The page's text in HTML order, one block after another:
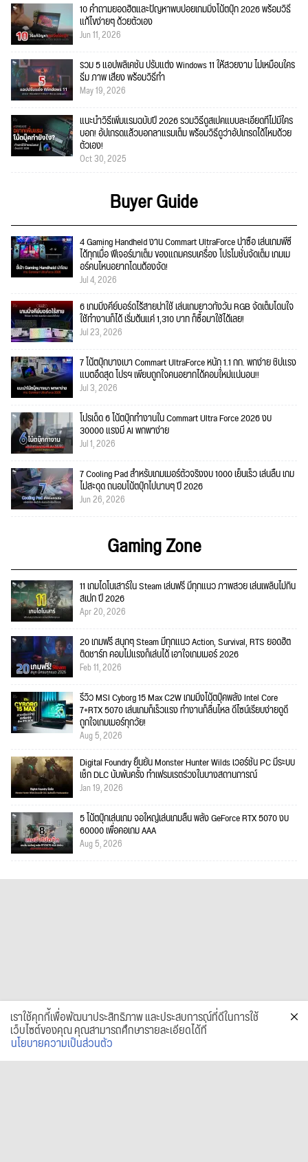
10 คำถามยอดฮิตและปัญหาพบบ่อยเกมมิ่งโน้ตบุ๊ก 2026 พร้อมวิธี
แก้ไขง่ายๆ ด้วยตัวเอง
Jun 11, 2026
รวม 5 แอปพลิเคชัน ปรับแต่ง Windows 11 ให้สวยงาม ไม่เหมือนใคร
ธีม ภาพ เสียง พร้อมวิธีทำ
May 19, 2026
แนะนำวิธีเพิ่มแรมฉบับปี 2026 รวมวิธีดูสเปคแบบละเอียดที่ไม่มีใคร
บอก! อัปเกรดแล้วบอกลาแรมเต็ม พร้อมวิธีดูว่าอัปเกรดได้ไหมด้วย
ตัวเอง!
Oct 30, 2025
Buyer Guide
4 Gaming Handheld งาน Commart UltraForce น่าซื้อ เล่นเกมพีซี
ได้ทุกเมื่อ ฟีเจอร์มาเต็ม ของแถมครบเครื่อง โปรโมชั่นจัดเต็ม เกมเม
อร์คนไหนอยากโดนต้องจัด!
Jul 4, 2026
6 เกมมิ่งคีย์บอร์ดไร้สายน่าใช้ เล่นเกมยาวทั้งวัน RGB จัดเต็มโดนใจ
ใช้ทำงานก็ได้ เริ่มต้นแค่ 1,310 บาท ก็ซื้อมาใช้ได้เลย!
Jul 23, 2026
7 โน้ตบุ๊กบางเบา Commart UltraForce หนัก 1.1 กก. พกง่าย ชิปแรง
แบตอึดสุด โปรฯ เพียบถูกใจคนอยากได้คอมใ่หม่แน่นอน!!
Jul 3, 2026
โปรเด็ด 6 โน้ตบุ๊กทำงานใน Commart Ultra Force 2026 งบ
30000 แรงมี AI พกพาง่าย
Jul 1, 2026
7 Cooling Pad สำหรับเกมเมอร์ตัวจริงงบ 1000 เย็นเร็ว เล่นลื่น เกม
ไม่สะดุด ถนอมโน้ตบุ๊กไปนานๆ ปี 2026
Jun 26, 2026
Gaming Zone
11 เกมไดโนเสาร์ใน Steam เล่นฟรี มีทุกแนว ภาพสวย เล่นเพลินไม่กิน
สเปก ปี 2026
Apr 20, 2026
20 เกมฟรี สนุกๆ Steam มีทุกแนว Action, Survival, RTS ยอดฮิต
ติดชาร์ท คอมไม่แรงก็เล่นได้ เอาใจเกมเมอร์ 2026
Feb 11, 2026
รีวิว MSI Cyborg 15 Max C2W เกมมิ่งโน้ตบุ๊คพลัง Intel Core
7+RTX 5070 เล่นเกมก็เร็วแรง ทำงานก็ลื่นไหล ดีไซน์เรียบง่ายดูดี
ถูกใจเกมเมอร์ทุกวัย!
Aug 5, 2026
Digital Foundry ยืนยัน Monster Hunter Wilds เวอร์ชัน PC มีระบบ
เช็ก DLC นับพันครั้ง ทำเฟรมเรตร่วงในบางสถานการณ์
Jan 19, 2026
5 โน้ตบุ๊กเล่นเกม จอใหญ่เล่นเกมลื่น พลัง GeForce RTX 5070 งบ
60000 เพื่อคอเกม AAA
Aug 5, 2026
เราใช้คุกกี้เพื่อพัฒนาประสิทธิภาพ และประสบการณ์ที่ดีในการใช้
เว็บไซต์ของคุณ คุณสามารถศึกษารายละเอียดได้ที่
นโยบายความเป็นส่วนตัว